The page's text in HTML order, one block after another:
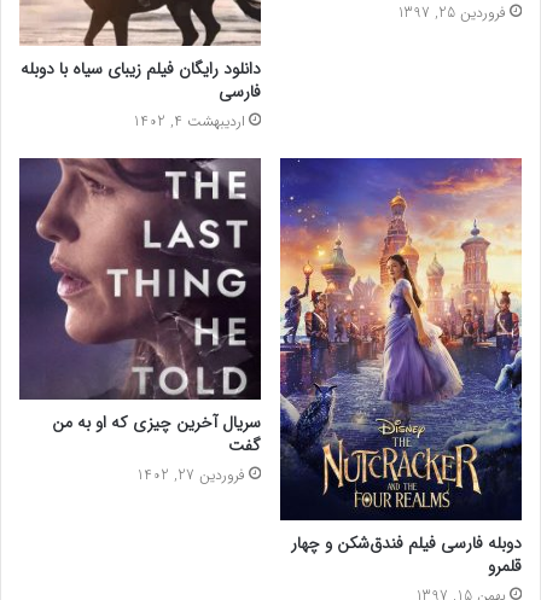
فروردین 25, 1397
دانلود رایگان فیلم زیبای سیاه با دوبله
فارسی
اردیبهشت 4, 1402
دوبله فارسی فیلم فندق‌شکن و چهار
قلمرو
سریال آخرین چیزی که او به من
گفت
فروردین 27, 1402